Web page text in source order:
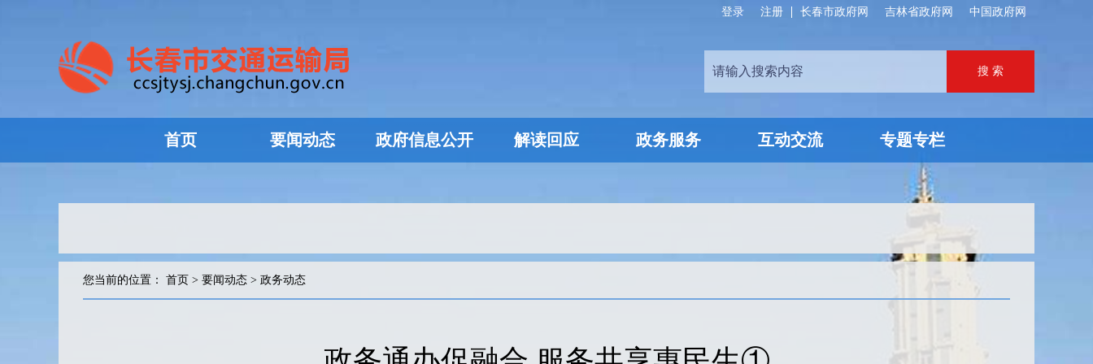
中国政府网
吉林省政府网
长春市政府网
注册
登录
首页 要闻动态 政府信息公开 解读回应 政务服务 互动交流 专题专栏
您当前的位置： 首页 > 要闻动态 > 政务动态